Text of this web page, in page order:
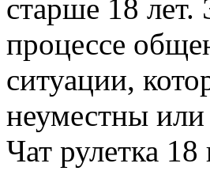
старше 18 лет.
процессе
ситуации,
неуместны
Чат рулетка